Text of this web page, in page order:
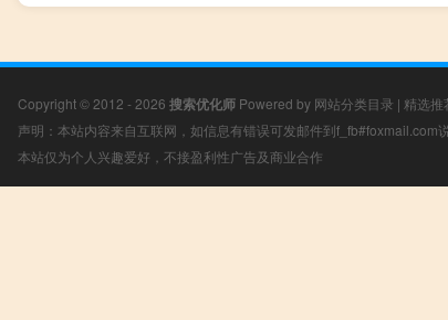
Copyright © 2012 - 2026 搜索优化师 Powered by 网站分类目录 | 精选推
声明：本站内容来自互联网，如信息有错误可发邮件到f_fb#foxmail.com
本站仅为个人兴趣爱好，不接盈利性广告及商业合作